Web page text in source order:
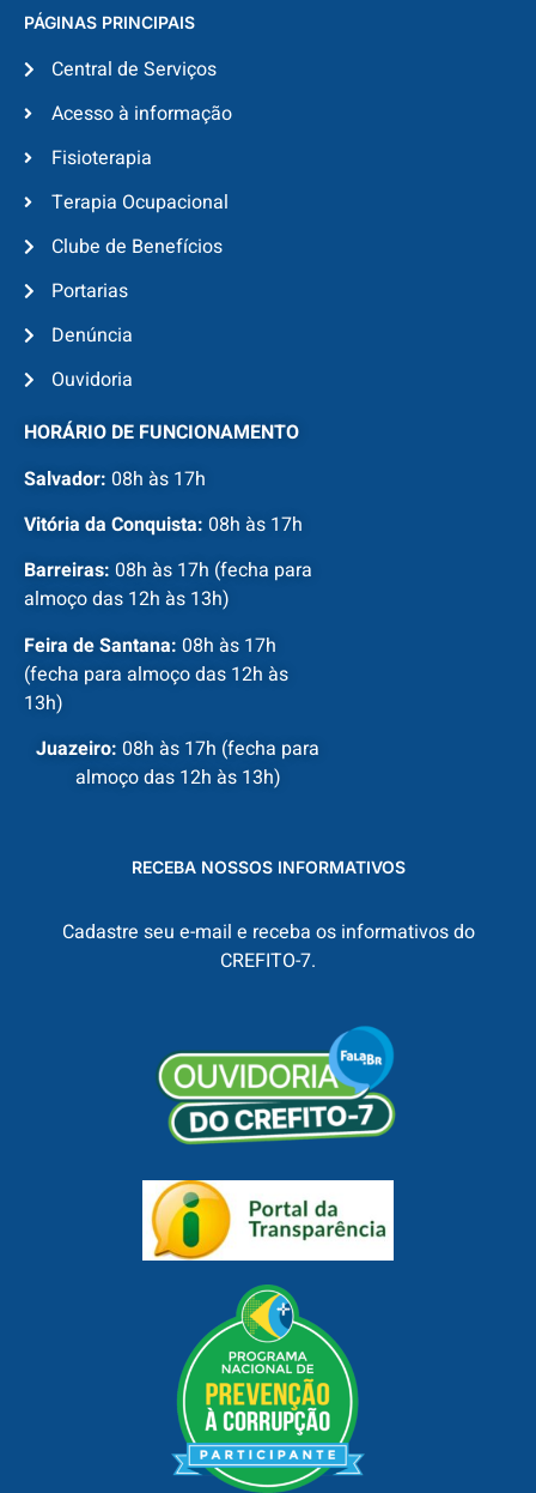
PÁGINAS PRINCIPAIS
Central de Serviços
Acesso à informação
Fisioterapia
Terapia Ocupacional
Clube de Benefícios
Portarias
Denúncia
Ouvidoria
HORÁRIO DE FUNCIONAMENTO
Salvador: 08h às 17h
Vitória da Conquista: 08h às 17h
Barreiras: 08h às 17h (fecha para
almoço das 12h às 13h)
Feira de Santana: 08h às 17h
(fecha para almoço das 12h às
13h)
Juazeiro: 08h às 17h (fecha para
almoço das 12h às 13h)
RECEBA NOSSOS INFORMATIVOS
Cadastre seu e-mail e receba os informativos do
CREFITO-7.